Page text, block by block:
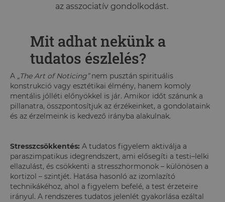
az asszociatív gondolkodást.
Mit adhat nekünk a
tudatos észlelés?
A „The Art of Noticing”nem pusztán spirituális
konstrukció vagy esztétikai élmény, hanem komoly
mentális jólléti előnyökkel is jár. Amikor időt szánunk a
pillanatra, összpontosítjuk az érzékeinket, a gondolataink
és az érzelmeink is kedvező irányba alakulnak.
Stresszcsökkentés: A tudatos figyelem aktiválja a
paraszimpatikus idegrendszert, ami elősegíti a testi–lelki
ellazulást, és csökkenti a stresszhormonok – különösen a
kortizol – szintjét. Hatása hasonló az izomlazító
technikákéhoz, ahol a figyelem befelé, a test érzeteire
irányul. A rendszeres tudatos jelenlét gyakorlása ezáltal